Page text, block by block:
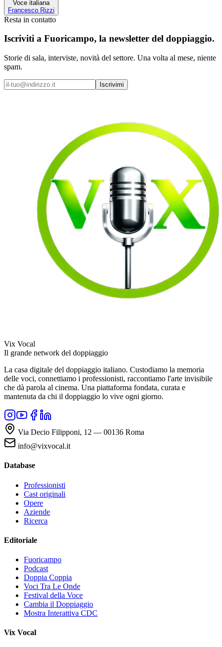
Voce italiana
Francesco Rizzi
Resta in contatto
Iscriviti a Fuoricampo, la newsletter del doppiaggio.
Storie di sala, interviste, novità del settore. Una volta al mese, niente
spam.
Iscrivimi
Vix Vocal
Il grande network del doppiaggio
La casa digitale del doppiaggio italiano. Custodiamo la memoria
delle voci, connettiamo i professionisti, raccontiamo l'arte invisibile
che dà parola al cinema. Una piattaforma fondata, curata e
mantenuta da chi il doppiaggio lo vive ogni giorno.
Via Decio Filipponi, 12 — 00136 Roma
info@vixvocal.it
Database
Professionisti
Cast originali
Opere
Aziende
Ricerca
Editoriale
Fuoricampo
Podcast
Doppia Coppia
Voci Tra Le Onde
Festival della Voce
Cambia il Doppiaggio
Mostra Interattiva CDC
Vix Vocal